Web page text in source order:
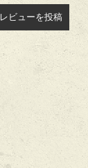
レビューを投稿